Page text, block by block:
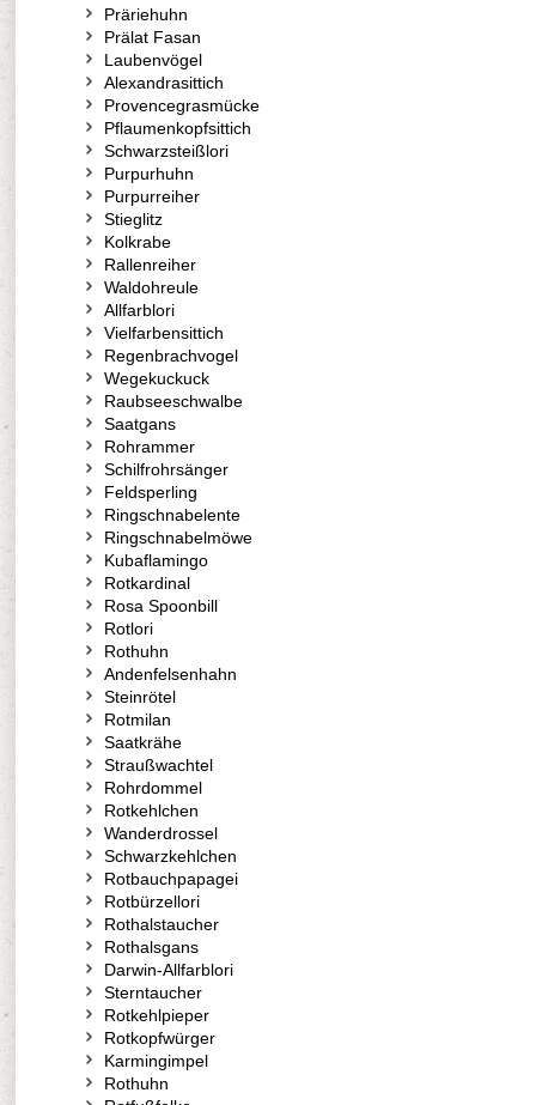
Präriehuhn
Prälat Fasan
Laubenvögel
Alexandrasittich
Provencegrasmücke
Pflaumenkopfsittich
Schwarzsteißlori
Purpurhuhn
Purpurreiher
Stieglitz
Kolkrabe
Rallenreiher
Waldohreule
Allfarblori
Vielfarbensittich
Regenbrachvogel
Wegekuckuck
Raubseeschwalbe
Saatgans
Rohrammer
Schilfrohrsänger
Feldsperling
Ringschnabelente
Ringschnabelmöwe
Kubaflamingo
Rotkardinal
Rosa Spoonbill
Rotlori
Rothuhn
Andenfelsenhahn
Steinrötel
Rotmilan
Saatkrähe
Straußwachtel
Rohrdommel
Rotkehlchen
Wanderdrossel
Schwarzkehlchen
Rotbauchpapagei
Rotbürzellori
Rothalstaucher
Rothalsgans
Darwin-Allfarblori
Sterntaucher
Rotkehlpieper
Rotkopfwürger
Karmingimpel
Rothuhn